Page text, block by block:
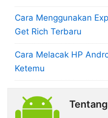
Cara Menggunakan
Get Rich Terbaru
Cara Melacak HP
Ketemu
Tentang